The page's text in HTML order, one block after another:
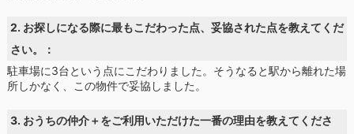
2. お探しになる際に最もこだわった点、妥協された点を教えてくだ
さい。：
駐車場に3台という点にこだわりました。そうなると駅から離れた場
所しかなく、この物件で妥協しました。
3. おうちの仲介＋をご利用いただけた一番の理由を教えてくださ